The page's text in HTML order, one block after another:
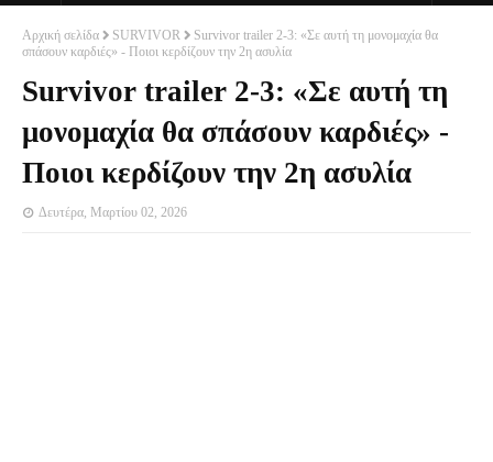
Αρχική σελίδα SURVIVOR
Survivor trailer 2-3: «Σε αυτή τη μονομαχία θα
σπάσουν καρδιές» - Ποιοι κερδίζουν την 2η ασυλία
Survivor trailer 2-3: «Σε αυτή τη
μονομαχία θα σπάσουν καρδιές» -
Ποιοι κερδίζουν την 2η ασυλία
Δευτέρα, Μαρτίου 02, 2026